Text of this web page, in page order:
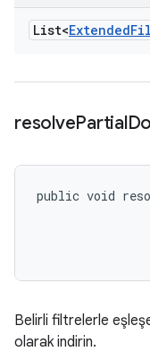
List<Extended
resolvePartial
public void
Belirli filtrelerle
olarak indirin.